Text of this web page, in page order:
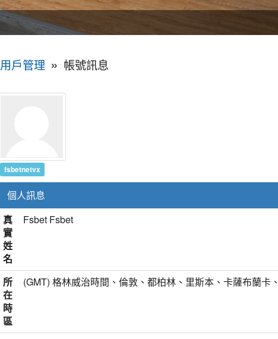
用戶管理 » 帳號訊息
fsbetnetvx
個人訊息
真
實
姓
名
Fsbet Fsbet
所
在
時
區
(GMT) 格林威治時間、倫敦、都柏林、里斯本、卡薩布蘭卡